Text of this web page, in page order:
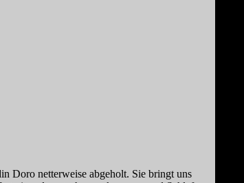
Doro netterweise abgeholt. Sie bringt uns